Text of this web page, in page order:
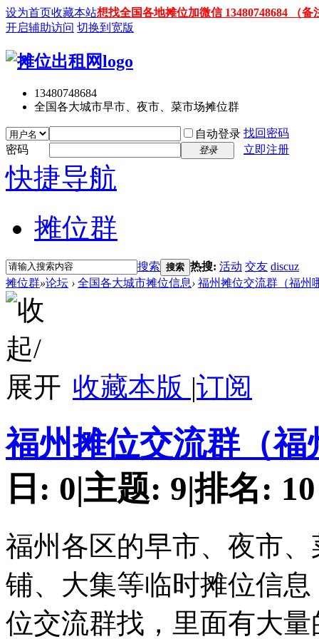
设为首页收藏本站想找全国各地摊位加微信 13480748684 （
开启辅助访问 切换到宽版
13480748684
全国各大城市早市、夜市、菜市场摊位群
自动登录 找回密码
密码
登录 立即注册
快捷导航
摊位群
搜索 搜索 热搜: 活动 交友 discuz
摊位群»论坛 › 全国各大城市摊位信息› 福州摊位交流群（福州
收藏本版 |订阅
福州摊位交流群（
日: 0|主题: 9|排名: 10
福州各区的早市、夜市
铺、大集等临时摊位信
位交流群找，里面有大